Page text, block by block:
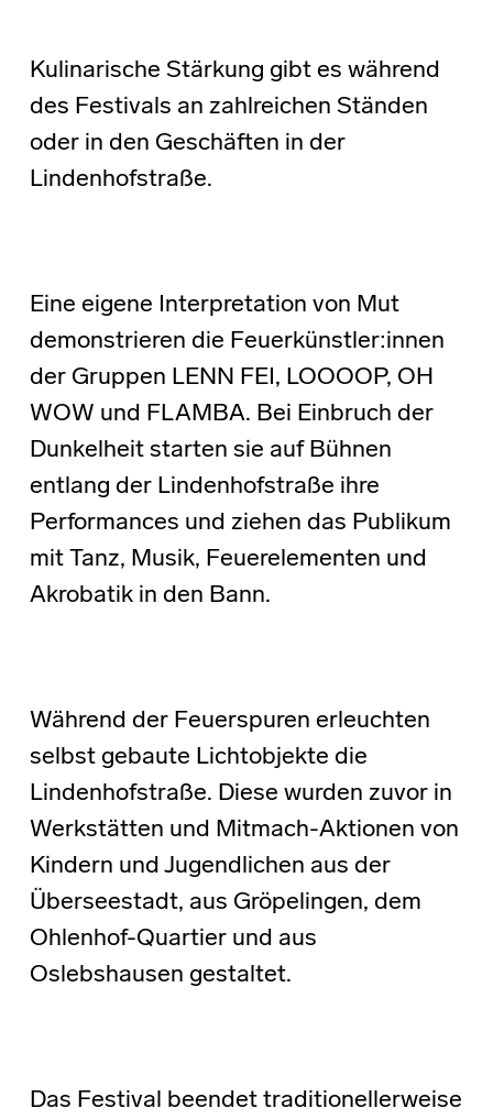
Kulinarische Stärkung gibt es während
des Festivals an zahlreichen Ständen
oder in den Geschäften in der
Lindenhofstraße.
Eine eigene Interpretation von Mut
demonstrieren die Feuerkünstler:innen
der Gruppen LENN FEI, LOOOOP, OH
WOW und FLAMBA. Bei Einbruch der
Dunkelheit starten sie auf Bühnen
entlang der Lindenhofstraße ihre
Performances und ziehen das Publikum
mit Tanz, Musik, Feuerelementen und
Akrobatik in den Bann.
Während der Feuerspuren erleuchten
selbst gebaute Lichtobjekte die
Lindenhofstraße. Diese wurden zuvor in
Werkstätten und Mitmach-Aktionen von
Kindern und Jugendlichen aus der
Überseestadt, aus Gröpelingen, dem
Ohlenhof-Quartier und aus
Oslebshausen gestaltet.
Das Festival beendet traditionellerweise